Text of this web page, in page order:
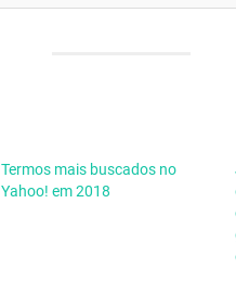
Termos mais buscados no
Yahoo! em 2018